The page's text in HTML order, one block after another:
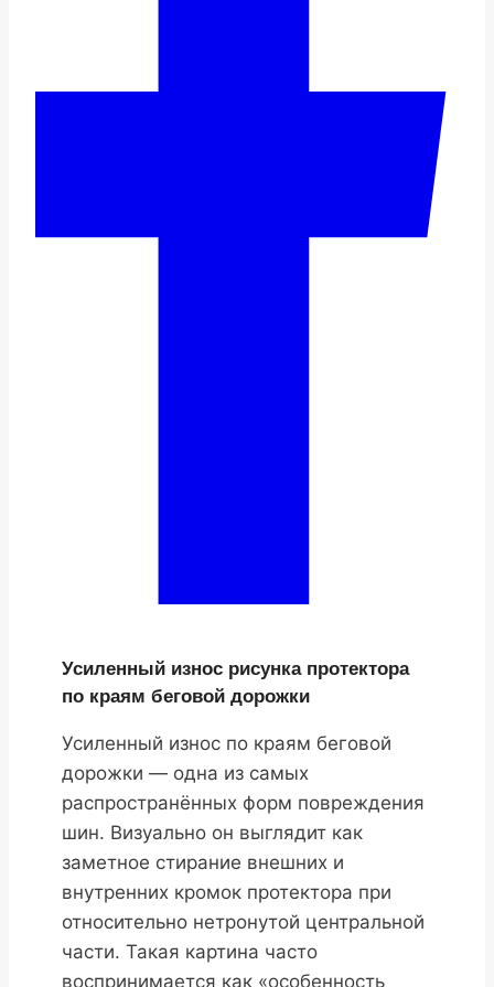
Усиленный износ рисунка протектора
по краям беговой дорожки
Усиленный износ по краям беговой
дорожки — одна из самых
распространённых форм повреждения
шин. Визуально он выглядит как
заметное стирание внешних и
внутренних кромок протектора при
относительно нетронутой центральной
части. Такая картина часто
воспринимается как «особенность